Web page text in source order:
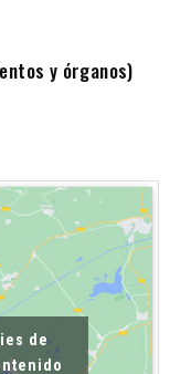
y órganos)
de